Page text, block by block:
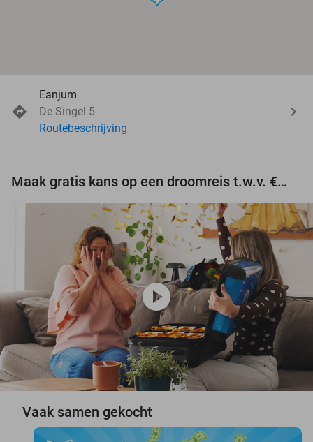
Eanjum
De Singel 5
Routebeschrijving
Maak gratis kans op een droomreis t.w.v. €3.000!
play_circle
Vaak samen gekocht